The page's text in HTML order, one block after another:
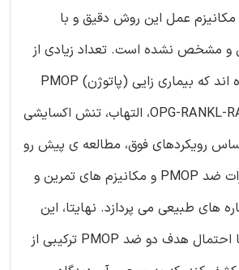
مکانیزم عمل این روش دقیق و با
و مشخص نشده است. تعداد زیادی از
مطالعات نشان داده اند که بیماری زایی (پاتوژن) PMOP
عمدتا سیستم OPG-RANKL-RANK، التهاب، تنش اکسایشی
رویکردهای فوق، مطالعه ی پیش رو
به مرور و بررسی اثرات ضد PMOP و مکانیزم های تمرین و
های طبیعی می پردازد. نهایتا، این
مطالعه قصد دراد تا احتمال هدف دو ضد PMOP ترکیبی از